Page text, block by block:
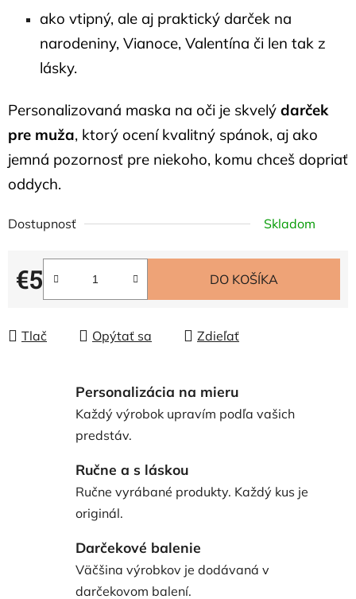
ako vtipný, ale aj praktický darček na
narodeniny, Vianoce, Valentína či len tak z
lásky.
Personalizovaná maska na oči je skvelý darček
pre muža, ktorý ocení kvalitný spánok, aj ako
jemná pozornosť pre niekoho, komu chceš dopriať
oddych.
Dostupnosť Skladom
€5
Jednotková cena:
DO KOŠÍKA
Tlač Opýtať sa Zdieľať
Personalizácia na mieru
Každý výrobok upravím podľa vašich
predstáv.
Ručne a s láskou
Ručne vyrábané produkty. Každý kus je
originál.
Darčekové balenie
Väčšina výrobkov je dodávaná v
darčekovom balení.